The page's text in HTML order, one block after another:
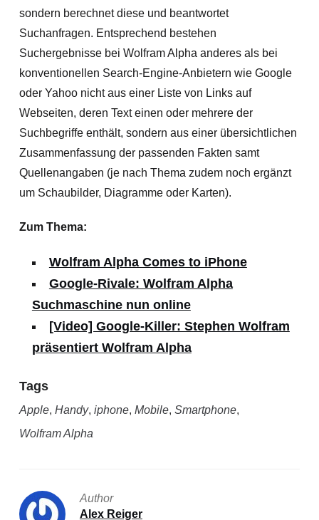
sondern berechnet diese und beantwortet
Suchanfragen. Entsprechend bestehen
Suchergebnisse bei Wolfram Alpha anderes als bei
konventionellen Search-Engine-Anbietern wie Google
oder Yahoo nicht aus einer Liste von Links auf
Webseiten, deren Text einen oder mehrere der
Suchbegriffe enthält, sondern aus einer übersichtlichen
Zusammenfassung der passenden Fakten samt
Quellenangaben (je nach Thema zudem noch ergänzt
um Schaubilder, Diagramme oder Karten).
Zum Thema:
Wolfram Alpha Comes to iPhone
Google-Rivale: Wolfram Alpha
Suchmaschine nun online
[Video] Google-Killer: Stephen Wolfram
präsentiert Wolfram Alpha
Tags
Apple, Handy, iphone, Mobile, Smartphone,
Wolfram Alpha
Author
Alex Reiger